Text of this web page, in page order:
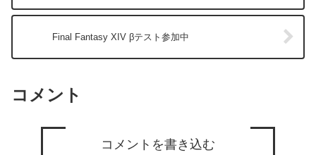
Final Fantasy XIV βテスト参加中
コメント
コメントを書き込む